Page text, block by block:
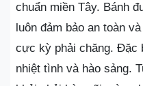
chuẩn miền Tây. Bánh
luôn đảm bảo an toàn
cực kỳ phải chăng. Đặc
nhiệt tình và hào sảng.